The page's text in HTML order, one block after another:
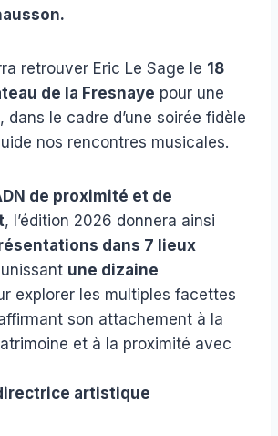
retrouver Eric Le Sage le 18
de la Fresnaye pour une
dans le cadre d’une soirée fidèle
nos rencontres musicales.
de proximité et de
, l’édition 2026 donnera ainsi
dans 7 lieux
une dizaine
explorer les multiples facettes
son attachement à la
et à la proximité avec
artistique